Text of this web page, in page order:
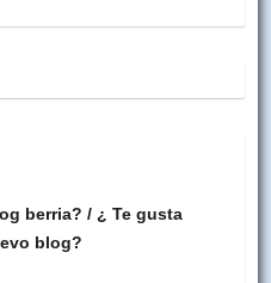
berria? / ¿ Te gusta
blog?